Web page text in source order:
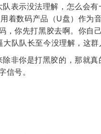
队表示没法理解，怎么会
着数码产品（U盘）作为
，你先打黑胶去啊。你自
队队长至今没理解，这群
除非你是打黑胶的，那就
信号。